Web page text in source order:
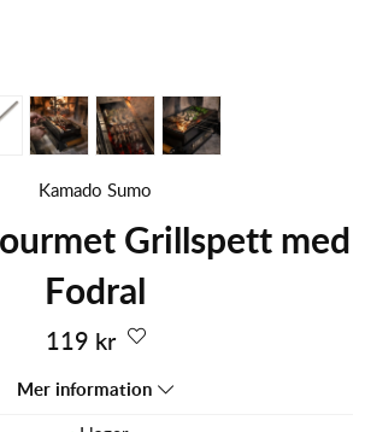
Kamado Sumo
Grillspett med
Fodral
119 kr
Mer information